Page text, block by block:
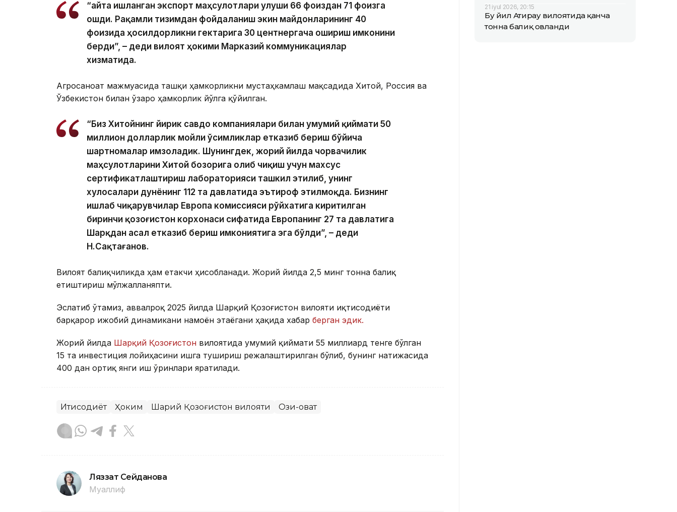
“Қайта ишланган экспорт маҳсулотлари улуши 66 фоиздан 71 фоизга
ошди. Рақамли тизимдан фойдаланиш экин майдонларининг 40
фоизида ҳосилдорликни гектарига 30 центнергача ошириш имконини
берди”, – деди вилоят ҳокими Марказий коммуникациялар
хизматида.
Агросаноат мажмуасида ташқи ҳамкорликни мустаҳкамлаш мақсадида Хитой, Россия ва
Ўзбекистон билан ўзаро ҳамкорлик йўлга қўйилган.
“Биз Хитойнинг йирик савдо компаниялари билан умумий қиймати 50
миллион долларлик мойли ўсимликлар етказиб бериш бўйича
шартномалар имзоладик. Шунингдек, жорий йилда чорвачилик
маҳсулотларини Хитой бозорига олиб чиқиш учун махсус
сертификатлаштириш лабораторияси ташкил этилиб, унинг
хулосалари дунёнинг 112 та давлатида эътироф этилмоқда. Бизнинг
ишлаб чиқарувчилар Европа комиссияси рўйхатига киритилган
биринчи қозоғистон корхонаси сифатида Европанинг 27 та давлатига
Шарқдан асал етказиб бериш имкониятига эга бўлди”, – деди
Н.Сақтағанов.
Вилоят балиқчиликда ҳам етакчи ҳисобланади. Жорий йилда 2,5 минг тонна балиқ
етиштириш мўлжалланяпти.
Эслатиб ўтамиз, аввалроқ 2025 йилда Шарқий Қозоғистон вилояти иқтисодиёти
барқарор ижобий динамикани намоён этаёгани ҳақида хабар берган эдик.
Жорий йилда Шарқий Қозоғистон вилоятида умумий қиймати 55 миллиард тенге бўлган
15 та инвестиция лойиҳасини ишга тушириш режалаштирилган бўлиб, бунинг натижасида
400 дан ортиқ янги иш ўринлари яратилади.
Иқтисодиёт Ҳоким Шарқий Қозоғистон вилояти Озиқ-овқат
Ляззат Сейданова
Муаллиф
21 iyul 2026, 20:15
Бу йил Атирау вилоятида қанча
тонна балиқ овланди